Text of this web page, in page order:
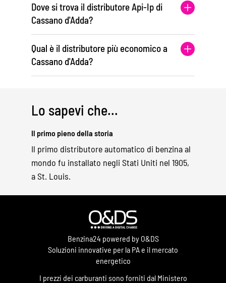
Dove si trova il distributore Api-Ip di
Cassano d'Adda?
Qual è il distributore più economico a
Cassano d'Adda?
Lo sapevi che...
Il primo pieno della storia
Il primo distributore automatico di benzina al
mondo fu installato negli Stati Uniti nel 1905,
a St. Louis.
Benzina24 powered by O&DS
Soluzioni innovative per la PA e il mercato
energetico
I prezzi dei carburanti sono forniti dal Ministero